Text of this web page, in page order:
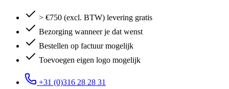
> €750 (excl. BTW) levering gratis
Bezorging wanneer je dat wenst
Bestellen op factuur mogelijk
Toevoegen eigen logo mogelijk
+31 (0)316 28 28 31